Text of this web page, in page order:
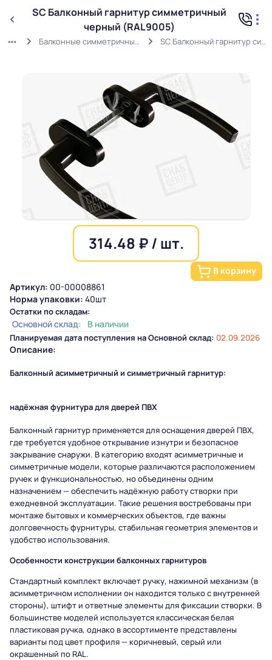
SC Балконный гарнитур симметричный
черный (RAL9005)
Балконные симметричные и ассиметричные гарнитуры SC Балконный гарнитур симметричный черный (RAL9005)
314.48 ₽ / шт.
В корзину
Артикул: 00-00008861
Норма упаковки: 40шт
Остатки по складам:
Основной склад: В наличии
Планируемая дата поступления на Основной склад: 02.09.2026
Описание:
Балконный асимметричный и симметричный гарнитур:
надёжная фурнитура для дверей ПВХ
Балконный гарнитур применяется для оснащения дверей ПВХ,
где требуется удобное открывание изнутри и безопасное
закрывание снаружи. В категорию входят асимметричные и
симметричные модели, которые различаются расположением
ручек и функциональностью, но объединены одним
назначением — обеспечить надёжную работу створки при
ежедневной эксплуатации. Такие решения востребованы при
монтаже бытовых и коммерческих объектов, где важны
долговечность фурнитуры, стабильная геометрия элементов и
удобство использования.
Особенности конструкции балконных гарнитуров
Стандартный комплект включает ручку, нажимной механизм (в
асимметричном исполнении он находится только с внутренней
стороны), штифт и ответные элементы для фиксации створки. В
большинстве моделей используется классическая белая
пластиковая ручка, однако в ассортименте представлены
варианты под цвет профиля — коричневый, серый или
окрашенный по RAL.